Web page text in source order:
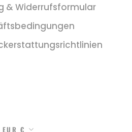
& Widerrufsformular
Währung
EUR €